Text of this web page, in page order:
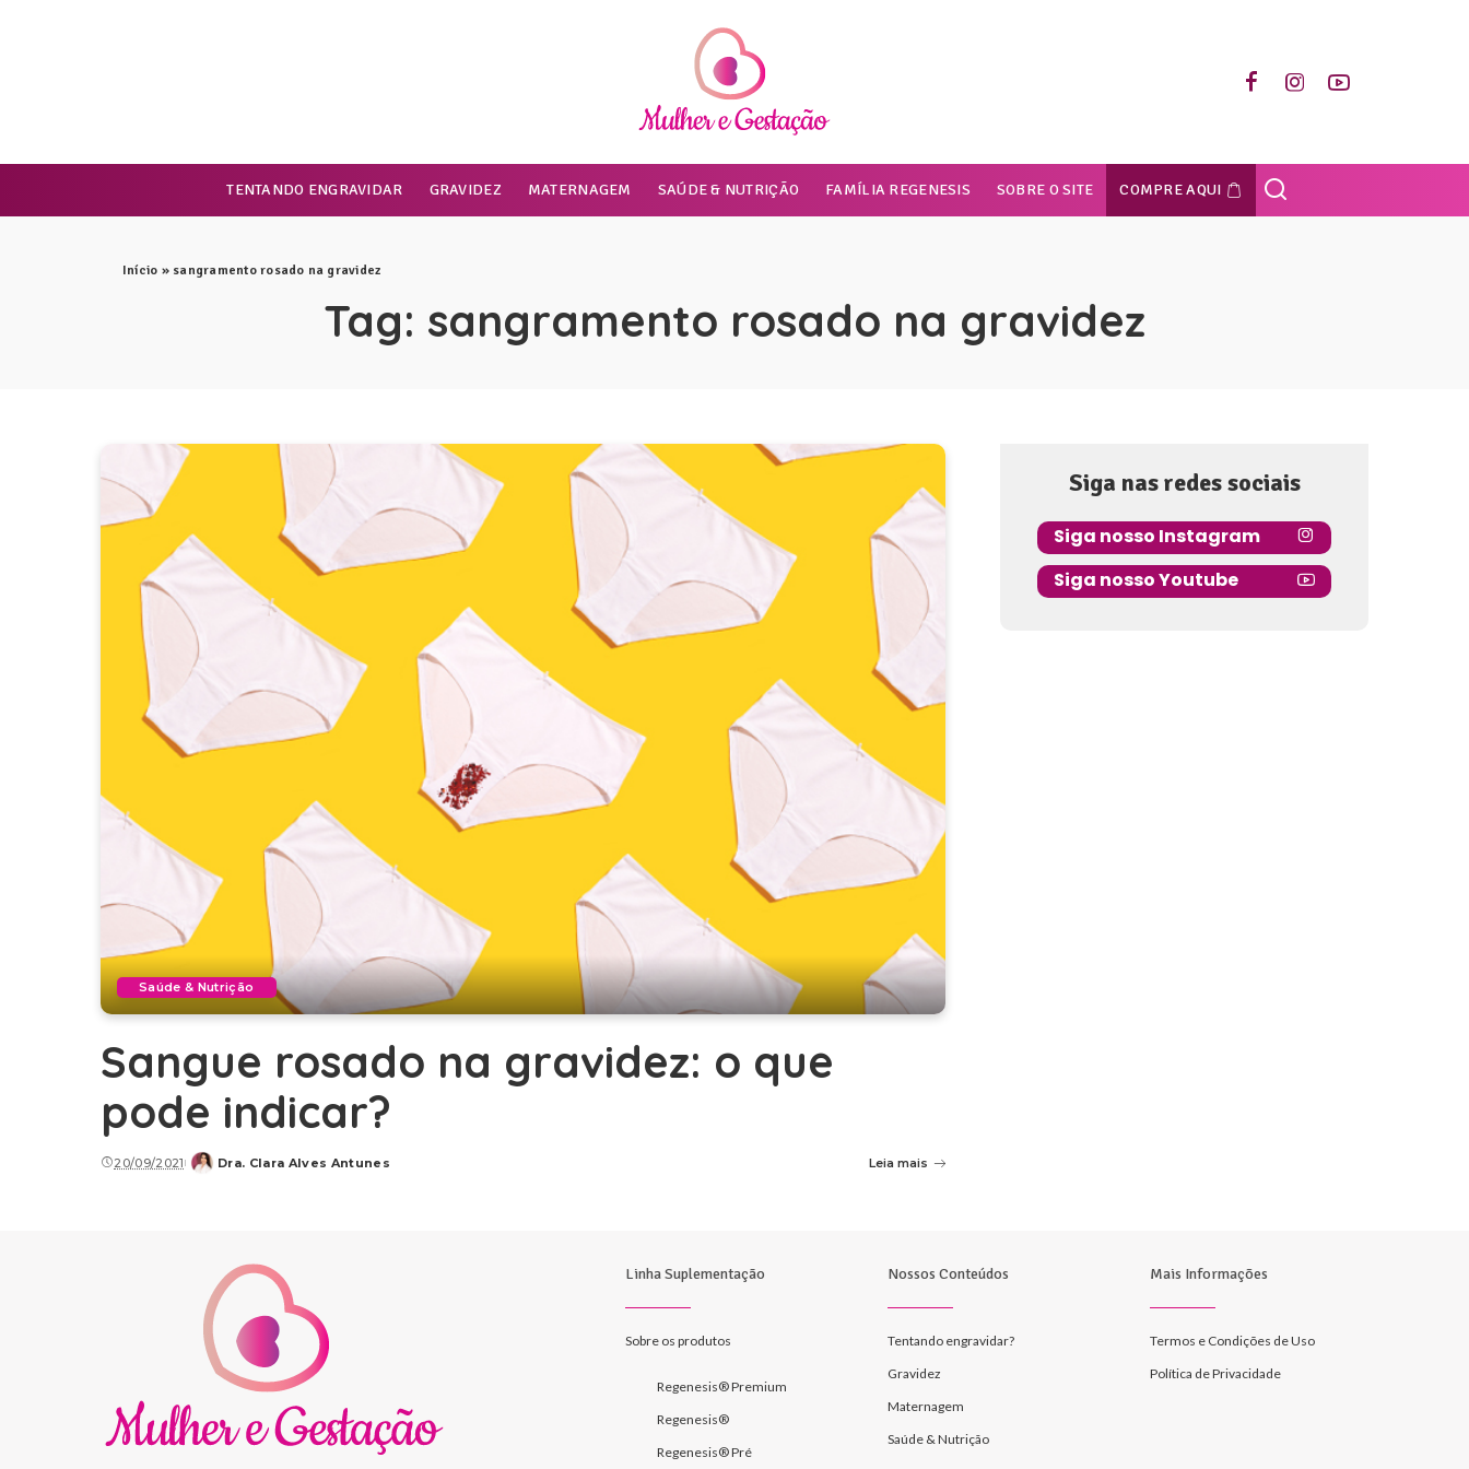
TENTANDO ENGRAVIDAR GRAVIDEZ MATERNAGEM SAÚDE & NUTRIÇÃO FAMÍLIA REGENESIS SOBRE O SITE COMPRE AQUI
Início » sangramento rosado na gravidez
Tag: sangramento rosado na gravidez
Saúde & Nutrição
Sangue rosado na gravidez: o que
pode indicar?
20/09/2021
Posted
Dra. Clara Alves Antunes Leia mais
Siga nas redes sociais
Siga nosso Instagram
Siga nosso Youtube
Linha Suplementação
Sobre os produtos
Regenesis® Premium
Regenesis®
Regenesis® Pré
Nossos Conteúdos
Tentando engravidar?
Gravidez
Maternagem
Saúde & Nutrição
Mais Informações
Termos e Condições de Uso
Política de Privacidade